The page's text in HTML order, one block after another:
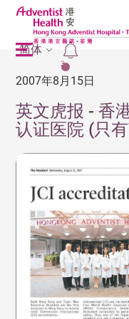
2
简体
2007年8月15日
英文虎报 - 香
认证医院 (只